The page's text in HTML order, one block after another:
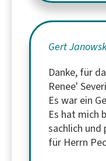
Gert
Danke, für
Renee'
Es war ein
Es hat mich
sachlich und
für Herrn